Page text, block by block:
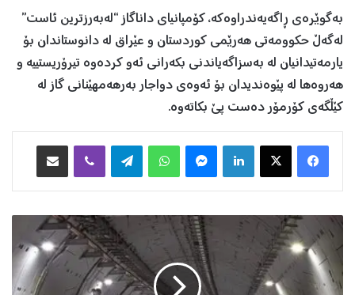
بەگوێرەی ڕاگەیەندراوەکە، کۆمپانیای داناگاز “لەبەرزترین ئاست”
لەگەڵ حکوومەتی هەرێمی کوردستان و عێراق لە دانوستاندان بۆ
یارمەتیدانیان لە بەسزاگەیاندنی بکەرانی ئەو کردەوە تیرۆریستییە و
هەروەها لە پێوەندیدان بۆ ئەوەی دواجار بەرهەمهێنانی گاز لە
کێڵگەی کۆرمۆر دەست پێ بکاتەوە.
X
Telegram
ت
ێ
ل